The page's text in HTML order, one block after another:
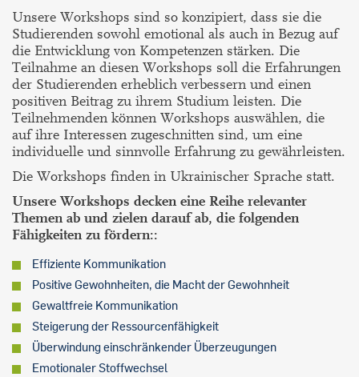
Unsere Workshops sind so konzipiert, dass sie die
Studierenden sowohl emotional als auch in Bezug auf
die Entwicklung von Kompetenzen stärken. Die
Teilnahme an diesen Workshops soll die Erfahrungen
der Studierenden erheblich verbessern und einen
positiven Beitrag zu ihrem Studium leisten. Die
Teilnehmenden können Workshops auswählen, die
auf ihre Interessen zugeschnitten sind, um eine
individuelle und sinnvolle Erfahrung zu gewährleisten.
Die Workshops finden in Ukrainischer Sprache statt.
Unsere Workshops decken eine Reihe relevanter
Themen ab und zielen darauf ab, die folgenden
Fähigkeiten zu fördern::
Effiziente Kommunikation
Positive Gewohnheiten, die Macht der Gewohnheit
Gewaltfreie Kommunikation
Steigerung der Ressourcenfähigkeit
Überwindung einschränkender Überzeugungen
Emotionaler Stoffwechsel